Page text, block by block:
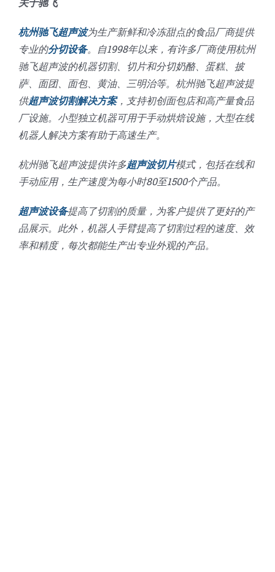
杭州驰飞超声波为生产新鲜和冷冻甜点的食品厂商提供
专业的分切设备。自1998年以来，有许多厂商使用杭州
驰飞超声波的机器切割、切片和分切奶酪、蛋糕、披
萨、面团、面包、黄油、三明治等。杭州驰飞超声波提
供超声波切割解决方案，支持初创面包店和高产量食品
厂设施。小型独立机器可用于手动烘焙设施，大型在线
机器人解决方案有助于高速生产。
杭州驰飞超声波提供许多超声波切片模式，包括在线和
手动应用，生产速度为每小时80至1500个产品。
超声波设备提高了切割的质量，为客户提供了更好的产
品展示。此外，机器人手臂提高了切割过程的速度、效
率和精度，每次都能生产出专业外观的产品。